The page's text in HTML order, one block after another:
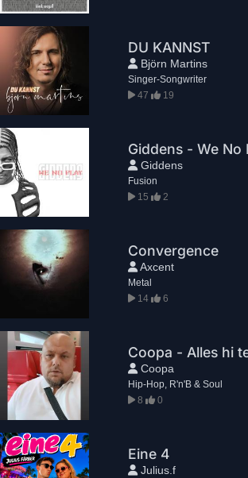
DU KANNST
Björn Martins
Singer-Songwriter
47
19
Giddens - We No
Giddens
Fusion
15
2
Convergence
Axcent
Metal
14
6
Coopa - Alles hi
Coopa
Hip-Hop, R'n'B & Soul
8
0
Eine 4
Julius.f